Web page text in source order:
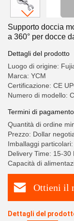
Supporto doccia
a 360° per docce
Dettagli del prodotto
Luogo di origine:
Marca: YCM
Certificazione: CE
Numero di modello:
Termini di
Quantità di ordine
Prezzo: Dollar
Imballaggi
Delivery Time: 15-30
Capacità di
Ottieni il
Dettagli del